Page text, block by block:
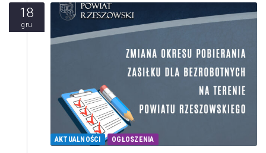
18
gru
AKTUALNOŚCI OGŁOSZENIA